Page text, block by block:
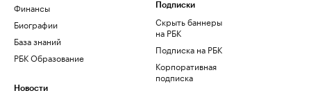
Финансы
Биографии
База знаний
РБК Образование
Новости
Подписки
Скрыть баннеры
на РБК
Подписка на РБК
Корпоративная
подписка